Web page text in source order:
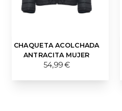
CHAQUETA ACOLCHADA
ANTRACITA MUJER
54,99 €